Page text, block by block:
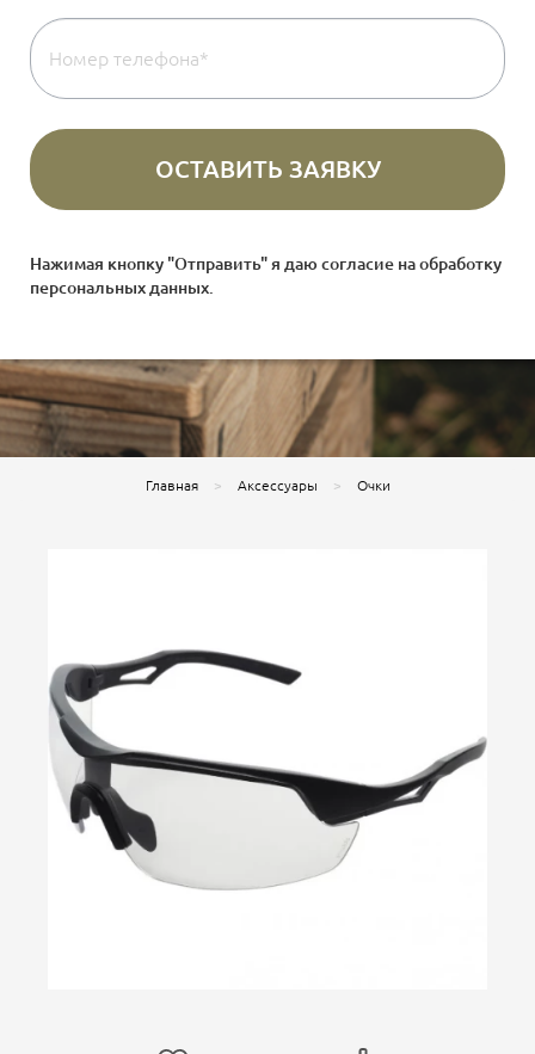
Нажимая кнопку "Отправить" я даю согласие наобработку
персональных данных
Главная Аксессуары Очки